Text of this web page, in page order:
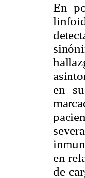
En
en
en
de